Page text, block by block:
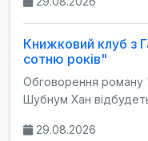
Книжковий клуб
сотню років"
Обговорення роману
Шубнум Хан
29.08.2026